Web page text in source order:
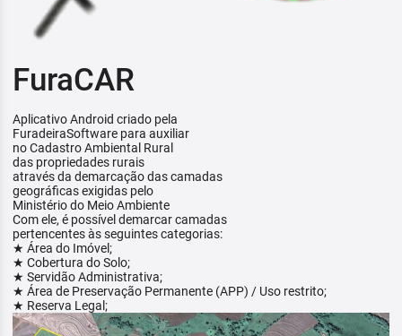
FuraCAR
Aplicativo Android criado pela
FuradeiraSoftware para auxiliar
no Cadastro Ambiental Rural
das propriedades rurais
através da demarcação das camadas
geográficas exigidas pelo
Ministério do Meio Ambiente
Com ele, é possível demarcar camadas
pertencentes às seguintes categorias:
★ Área do Imóvel;
★ Cobertura do Solo;
★ Servidão Administrativa;
★ Área de Preservação Permanente (APP) / Uso restrito;
★ Reserva Legal;